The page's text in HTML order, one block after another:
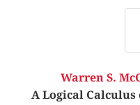
Warren S.
A Logical